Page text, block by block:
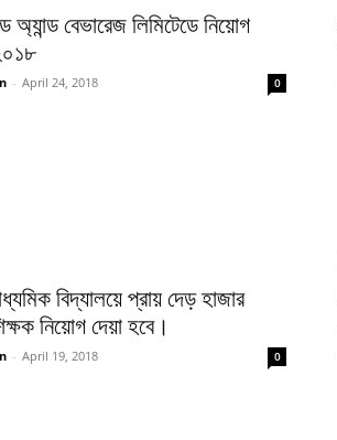
বেভারেজ লিমিটেডে নিয়োগ
- April 24, 2018 0
বিদ্যালয়ে প্রায় দেড় হাজার
নিয়োগ দেয়া হবে।
- April 19, 2018 0